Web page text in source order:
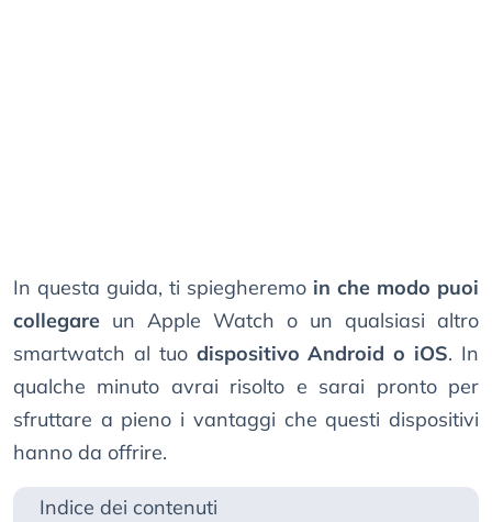
In questa guida, ti spiegheremo in che modo puoi
collegare un Apple Watch o un qualsiasi altro
smartwatch al tuo dispositivo Android o iOS. In
qualche minuto avrai risolto e sarai pronto per
sfruttare a pieno i vantaggi che questi dispositivi
hanno da offrire.
Indice dei contenuti